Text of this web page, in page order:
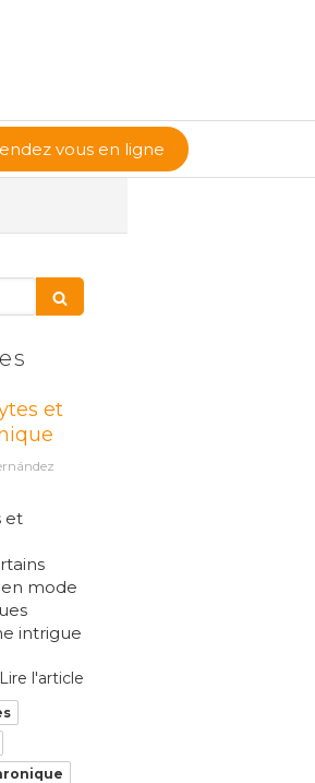
vous en ligne
et
et
mode
intrigue
Lire l'article